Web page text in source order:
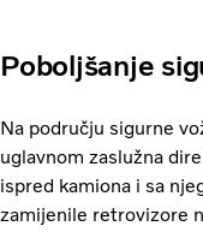
Poboljšanje
Na području sigurne
uglavnom zaslužna
ispred kamiona i sa
zamijenile retrovizore